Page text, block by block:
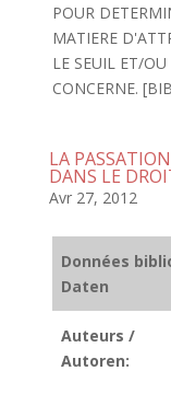
POUR
MATIERE
LE SEUIL ET/
CONCERNE.
LA
DANS LE
Avr 27, 2012
Données
Daten
Auteurs /
Autoren: